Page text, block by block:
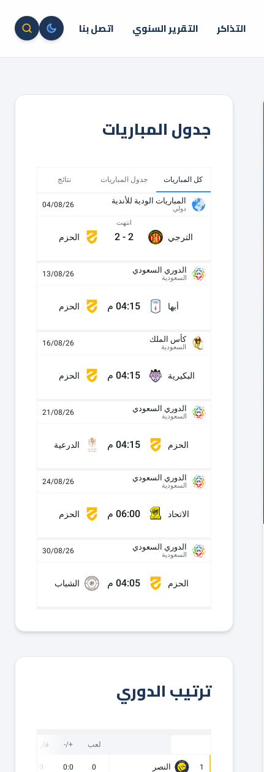
التذاكر التقرير السنوي اتصل بنا
جدول المباريات
كل المباريات جدول المباريات نتائج
المباريات الودية للأندية
دولي 04/08/26
الترجي
انتهت
2
-
2 الحزم
الدوري السعودي
السعودية 13/08/26
أبها 04:15 م الحزم
كأس الملك
السعودية 16/08/26
البكيرية 04:15 م الحزم
الدوري السعودي
السعودية 21/08/26
الحزم 04:15 م الدرعية
الدوري السعودي
السعودية 24/08/26
الاتحاد 06:00 م الحزم
الدوري السعودي
السعودية 30/08/26
الحزم 04:05 م الشباب
ترتيب الدوري
لعب +/- فارق
1 النصر 0
0:0
0